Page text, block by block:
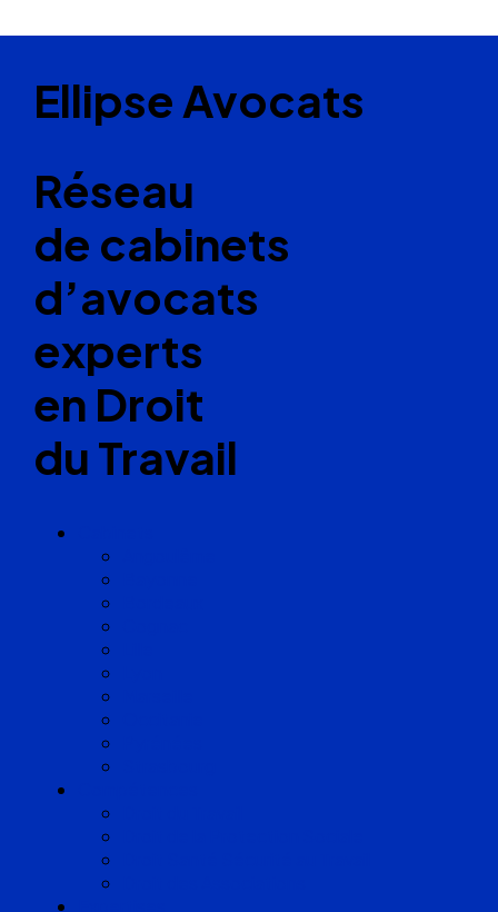
Ellipse Avocats
Réseau
de cabinets
d’avocats
experts
en Droit
du Travail